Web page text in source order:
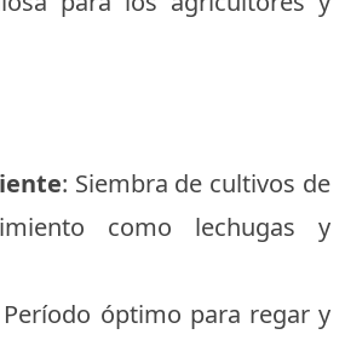
: Siembra de cultivos de
como lechugas y
óptimo para regar y